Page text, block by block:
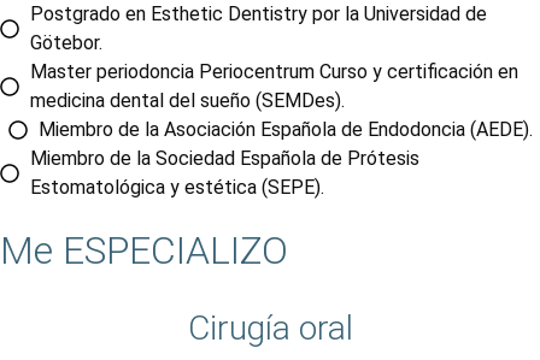
Postgrado en Esthetic Dentistry por la Universidad de
Götebor.
Master periodoncia Periocentrum Curso y certificación en
medicina dental del sueño (SEMDes).
Miembro de la Asociación Española de Endodoncia (AEDE).
Miembro de la Sociedad Española de Prótesis
Estomatológica y estética (SEPE).
Me ESPECIALIZO
Cirugía oral